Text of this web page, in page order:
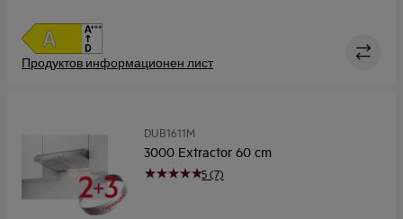
Ниво на шум, макс./мин (dB)
60 / 46
Продуктов информационен лист
DUB1611M
5 (7)
3000 Extractor 60 cm